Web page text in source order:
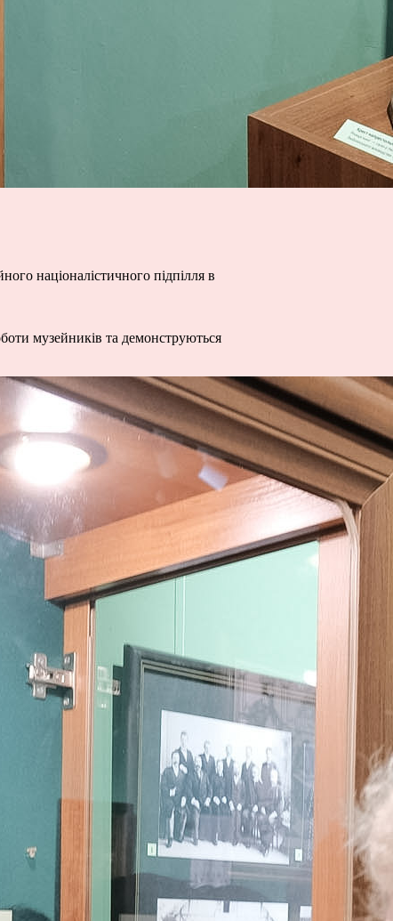
націоналістичного підпілля в
музейників та демонструються